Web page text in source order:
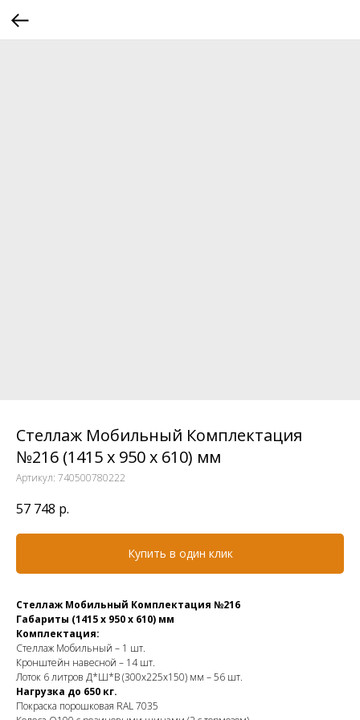
Стеллаж Мобильный Комплектация
№216 (1415 х 950 х 610) мм
Артикул: 740500780222
57 748 р.
Купить в один клик
Стеллаж Мобильный Комплектация №216
Габариты (1415 х 950 х 610) мм
Комплектация:
Стеллаж Мобильный – 1 шт.
Кронштейн навесной – 14 шт.
Лоток 6 литров Д*Ш*В (300х225х150) мм – 56 шт.
Нагрузка до 650 кг.
Покраска порошковая RAL 7035